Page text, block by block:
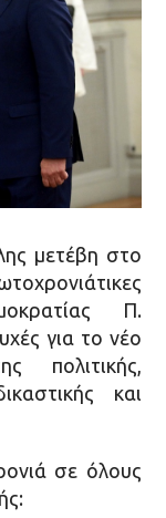
μετέβη στο
Π.
για το νέο
πολιτικής,
και
σε όλους